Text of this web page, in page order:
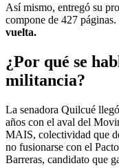
Así mismo, entregó su
compone de 427 páginas.
vuelta.
¿Por qué se
militancia?
La senadora Quilcué
años con el aval del
MAIS, colectividad que
no fusionarse con el
Barreras, candidato que